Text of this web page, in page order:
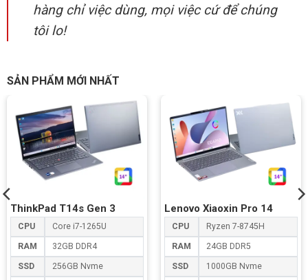
hàng chỉ việc dùng, mọi việc cứ để chúng
tôi lo!
SẢN PHẨM MỚI NHẤT
ThinkPad T14s Gen 3
CPU Core i7-1265U
RAM 32GB DDR4
SSD 256GB Nvme
Lenovo Xiaoxin Pro 14
CPU Ryzen 7-8745H
RAM 24GB DDR5
SSD 1000GB Nvme